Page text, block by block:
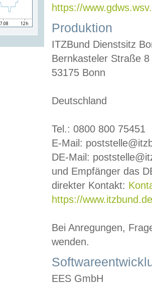
https://
Produktion
ITZBund Dienstsitz
Bernkasteler Straße 8
53175 Bonn
Deutschland
Tel.: 0800 800 75451
E-Mail:
DE-Mail:
und Empfänger das
direkter Kontakt:
https://
Bei Anregungen,
wenden.
EES GmbH